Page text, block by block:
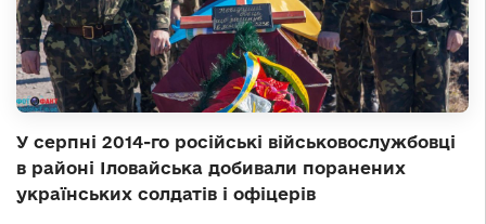
У серпні 2014-го російські військовослужбовці
в районі Іловайська добивали поранених
українських солдатів і офіцерів